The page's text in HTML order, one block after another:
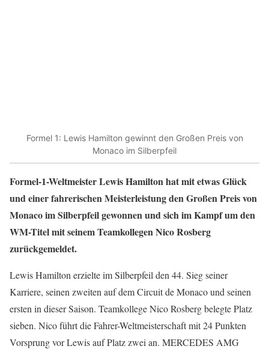
Formel 1: Lewis Hamilton gewinnt den Großen Preis von
Monaco im Silberpfeil
Formel-1-Weltmeister Lewis Hamilton hat mit etwas Glück
und einer fahrerischen Meisterleistung den Großen Preis von
Monaco im Silberpfeil gewonnen und sich im Kampf um den
WM-Titel mit seinem Teamkollegen Nico Rosberg
zurückgemeldet.
Lewis Hamilton erzielte im Silberpfeil den 44. Sieg seiner
Karriere, seinen zweiten auf dem Circuit de Monaco und seinen
ersten in dieser Saison. Teamkollege Nico Rosberg belegte Platz
sieben. Nico führt die Fahrer-Weltmeisterschaft mit 24 Punkten
Vorsprung vor Lewis auf Platz zwei an. MERCEDES AMG